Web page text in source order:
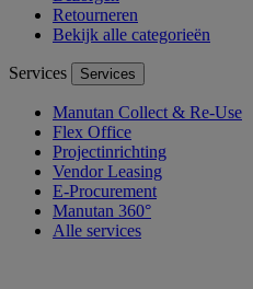
Retourneren
Bekijk alle categorieën
Services Services
Manutan Collect & Re-Use
Flex Office
Projectinrichting
Vendor Leasing
E-Procurement
Manutan 360°
Alle services